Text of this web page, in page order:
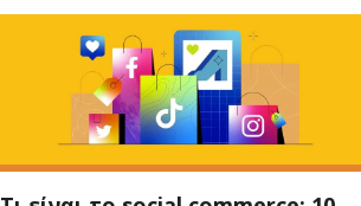
Κατασκευή Ιστοσελίδων ΑμΕΑ
Κειμενογράφηση – Copywriting
New